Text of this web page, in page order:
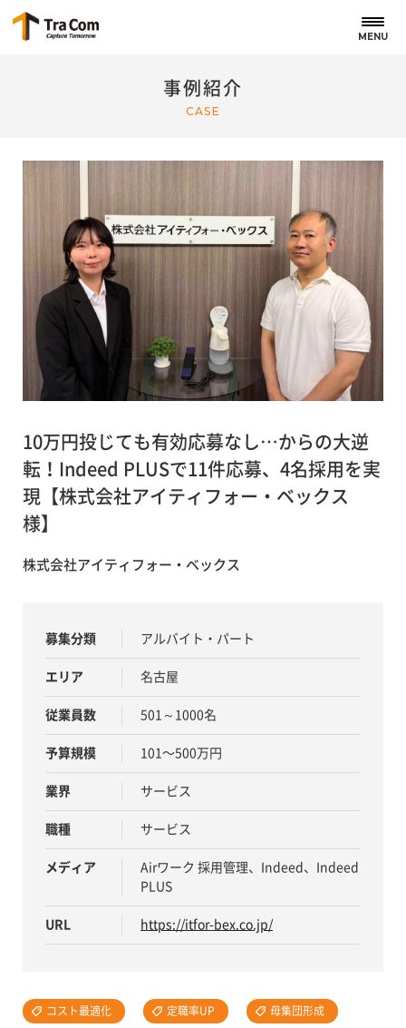
MENU
事例紹介
CASE
10万円投じても有効応募なし…からの大逆
転！Indeed PLUSで11件応募、4名採用を実
現【株式会社アイティフォー・ベックス
様】
株式会社アイティフォー・ベックス
募集分類 アルバイト・パート
エリア 名古屋
従業員数 501～1000名
予算規模 101〜500万円
業界 サービス
職種 サービス
メディア
Airワーク 採用管理、Indeed、Indeed
PLUS
URL https://itfor-bex.co.jp/
コスト最適化 定職率UP 母集団形成